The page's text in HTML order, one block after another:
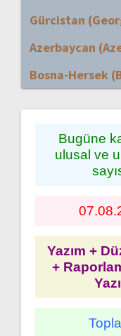
Gürcistan
Azerbaycan
Bosna-Hersek
Bugüne
ulusal ve
Yazım +
+